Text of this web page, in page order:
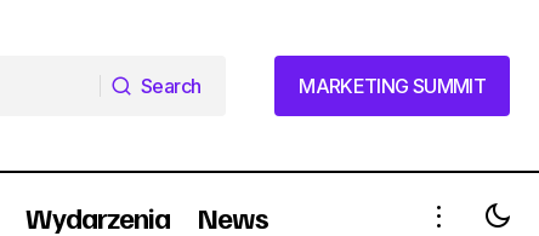
Search
MARKETING SUMMIT
MARKETING SUMMIT
Wydarzenia News